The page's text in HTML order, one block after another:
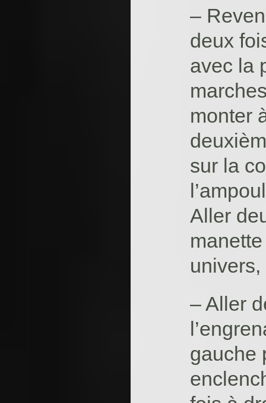
–
deux
avec la
monter
sur la
Aller
univers,
– Aller
gauche